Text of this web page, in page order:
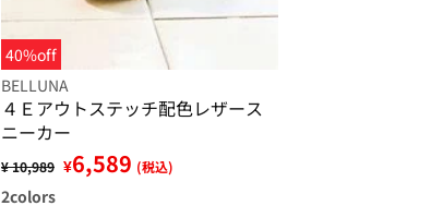
40%off
BELLUNA
４Ｅアウトステッチ配色レザース
ニーカー
¥ 10,989 ¥6,589 (税込)
2colors